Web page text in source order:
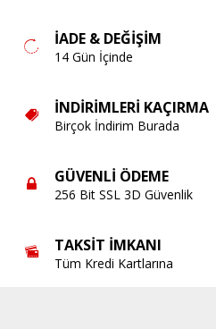
İADE & DEĞIŞIM
14 Gün İçinde
İNDIRIMLERI KAÇIRMA
Birçok İndirim Burada
GÜVENLI ÖDEME
256 Bit SSL 3D Güvenlik
TAKSIT İMKANI
Tüm Kredi Kartlarına